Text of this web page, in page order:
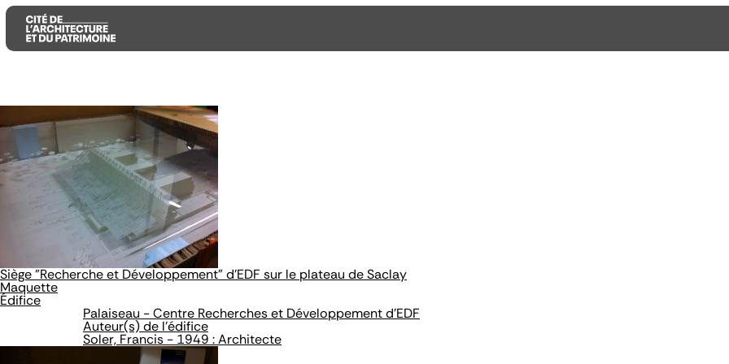
Aller
contenu
principal
Aller
principal
Aller
recherche
Siège "Recherche et Développement" d'EDF sur le plateau de Saclay
Maquette
Édifice
Palaiseau - Centre Recherches et Développement d'EDF
Auteur(s) de l'édifice
Soler, Francis - 1949 : Architecte